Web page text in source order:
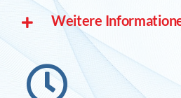
Weitere